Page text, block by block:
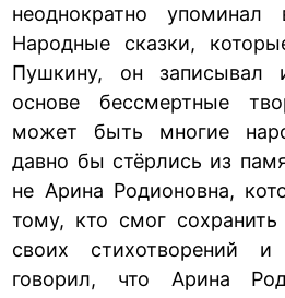
неоднократно
Народные сказки,
Пушкину, он записывал
основе бессмертные
может быть многие
давно бы стёрлись из
не Арина Родионовна,
тому, кто смог
своих стихотворений
говорил, что Арина